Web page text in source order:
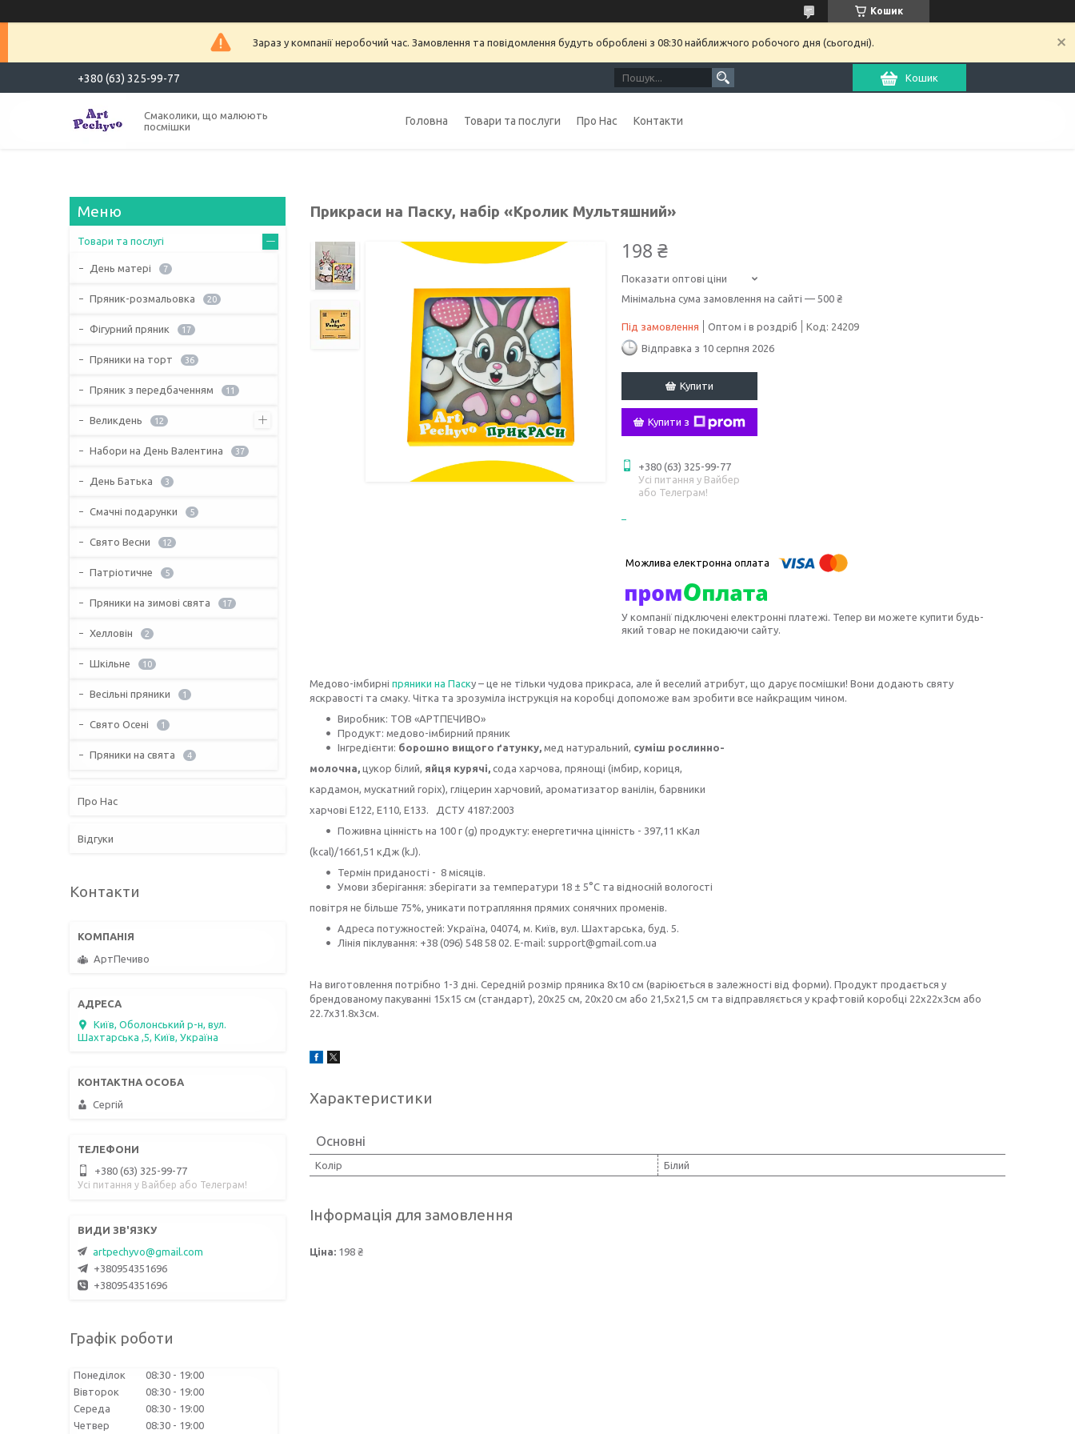
Кошик
Зараз у компанії неробочий час. Замовлення та повідомлення будуть оброблені з 08:30 найближчого робочого дня (сьогодні).
+380 (63) 325-99-77 Кошик
Смаколики, що малюють
посмішки
Головна Товари та послуги Про Нас Контакти
Прикраси на Паску, набір «Кролик Мультяшний»
198 ₴
Показати оптові ціни
Мінімальна сума замовлення на сайті — 500 ₴
Під замовлення Оптом і в роздріб Код: 24209
Відправка з 10 серпня 2026
Купити
Купити з
+380 (63) 325-99-77
Усі питання у Вайбер
або Телеграм!
У компанії підключені електронні платежі. Тепер ви можете купити будь-
який товар не покидаючи сайту.
Медово-імбирні пряники на Паску – це не тільки чудова прикраса, але й веселий атрибут, що дарує посмішки! Вони додають святу
яскравості та смаку. Чітка та зрозуміла інструкція на коробці допоможе вам зробити все найкращим чином.
Виробник: ТОВ «АРТПЕЧИВО»
Продукт: медово-імбирний пряник
Інгредієнти: борошно вищого ґатунку, мед натуральний, суміш рослинно-
молочна, цукор білий, яйця курячі, сода харчова, прянощі (імбир, кориця,
кардамон, мускатний горіх), гліцерин харчовий, ароматизатор ванілін, барвники
харчові Е122, E110, E133. ДСТУ 4187:2003
Поживна цінність на 100 г (g) продукту: енергетична цінність - 397,11 кКал
(kcal)/1661,51 кДж (kJ).
Термін приданості - 8 місяців.
Умови зберігання: зберігати за температури 18 ± 5°C та відносній вологості
повітря не більше 75%, уникати потрапляння прямих сонячних променів.
Адреса потужностей: Україна, 04074, м. Київ, вул. Шахтарська, буд. 5.
Лінія піклування: +38 (096) 548 58 02. E-mail: support@gmail.com.ua
На виготовлення потрібно 1-3 дні. Cередній розмір пряника 8х10 см (варіюється в залежності від форми). Продукт продається у
брендованому пакуванні 15х15 см (стандарт), 20х25 см, 20х20 см або 21,5х21,5 см та відправляється у крафтовій коробці 22х22х3см або
22.7х31.8х3см.
Характеристики
Основні
Колір Білий
Інформація для замовлення
Ціна: 198 ₴
Товари та послугі
День матері 7
Пряник-розмальовка 20
Фігурний пряник 17
Пряники на торт 36
Пряник з передбаченням 11
Великдень 12
Набори на День Валентина 37
День Батька 3
Смачні подарунки 5
Свято Весни 12
Патріотичне 5
Пряники на зимові свята 17
Хелловін 2
Шкільне 10
Весільні пряники 1
Свято Осені 1
Пряники на свята 4
Про Нас
Відгуки
Контакти
АртПечиво
Київ, Оболонський р-н, вул.
Шахтарська ,5, Київ, Україна
Сергій
+380 (63) 325-99-77
Усі питання у Вайбер або Телеграм!
artpechyvo@gmail.com
+380954351696
+380954351696
Графік роботи
Понеділок 08:30
19:00
Вівторок
08:30
19:00
Середа
08:30
19:00
Четвер
08:30 19:00